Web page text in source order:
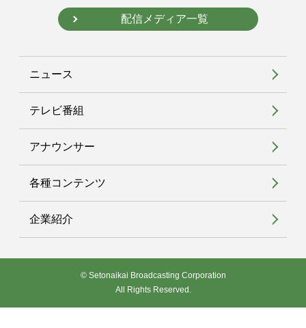
配信メディア一覧
ニュース
テレビ番組
アナウンサー
各種コンテンツ
企業紹介
© Setonaikai Broadcasting Corporation
All Rights Reserved.